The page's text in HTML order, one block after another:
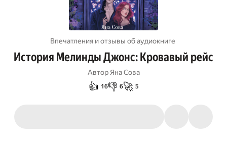
Впечатления и отзывы об aудиокниге
История Мелинды Джонс: Кровавый рейс
Автор Яна Сова
👍 16👎 6🚀 5